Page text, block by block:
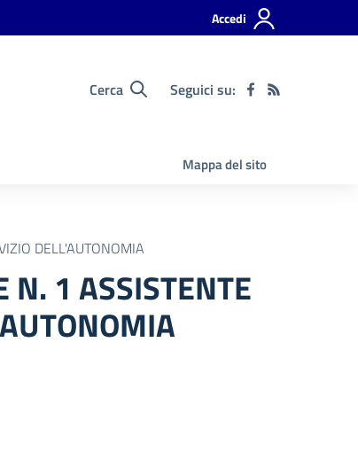
Accedi
Cerca Seguici su:
Mappa del sito
DELL'AUTONOMIA
1 ASSISTENTE